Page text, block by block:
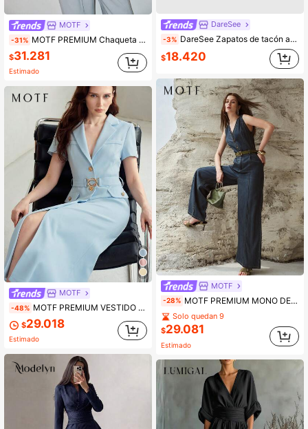
MOTF
-31% MOTF PREMIUM Chaqueta ligera estilo camisa con cintura ceñida URBAN, primavera/verano
$31.281
Estimado
MOTF
-48% MOTF PREMIUM VESTIDO ELEGANTE AJUSTADO CON CINTURA CEÑIDA Y CUELLO DE SOLAPA, PRIMAVERA/VERANO
$29.018
Estimado
DareSee
-3% DareSee Zapatos de tacón alto con correa de hebilla casual para mujer talla grande, sandalias de tacón grueso minimalista y cómodo para damas, zapatos de verano de moda para vacaciones al aire libre, sandalias negras de plataforma de cuero con tacón grueso y punta abierta, primavera/verano vuelta a la escuela
$18.420
MOTF
-28% MOTF PREMIUM MONO DE PIERNA ANCHA SIN MANGAS DE CUELLO EN V PARA PRIMAVERA/VERANO
Solo quedan 9
$29.081
Estimado